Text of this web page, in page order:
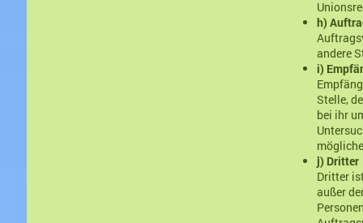
h)
andere
i)
Stelle,
bei ihr
j) Dritter
Dritter
außer